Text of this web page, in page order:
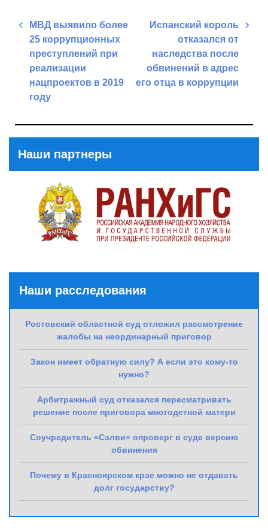
Навигация
записям
МВД выявило более
25 коррупционных
преступлений при
реализации
нацпроектов в 2019
году
Испанский король
отказался от
наследства после
обвинений в адрес
его отца в коррупции
Наши партнеры
Наши расследования
Ростовский областной суд отложил рассмотрение
жалобы на неординарный приговор
Закон имеет обратную силу? А если это кому-то
нужно?
Арбитражный суд отказался пересматривать
решение после приговора многодетной матери
Соучредитель «Сэлви» опроверг в суде версию
обвинения
Почему в Красноярском крае можно не отдавать
долг государству?